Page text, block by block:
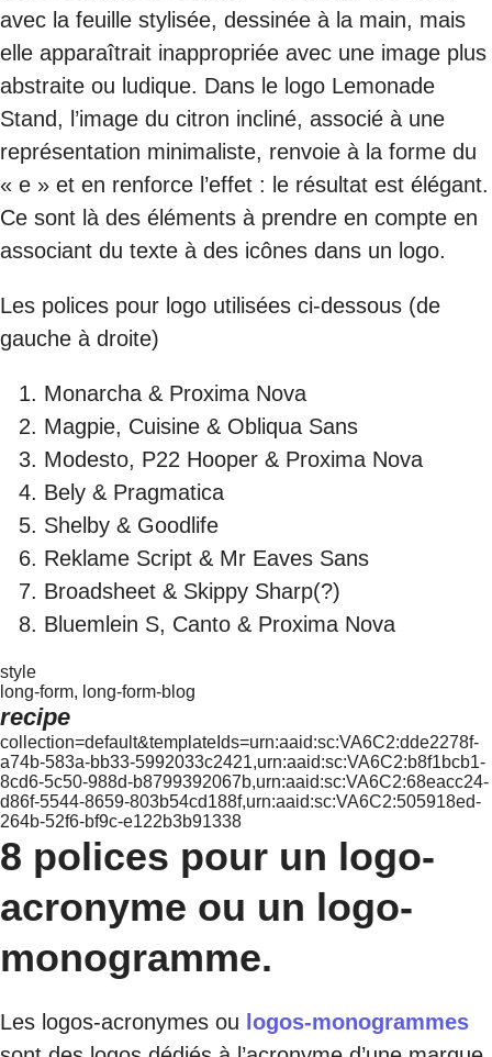
avec la feuille stylisée, dessinée à la main, mais
elle apparaîtrait inappropriée avec une image plus
abstraite ou ludique. Dans le logo Lemonade
Stand, l’image du citron incliné, associé à une
représentation minimaliste, renvoie à la forme du
« e » et en renforce l’effet : le résultat est élégant.
Ce sont là des éléments à prendre en compte en
associant du texte à des icônes dans un logo.
Les polices pour logo utilisées ci-dessous (de
gauche à droite)
Monarcha & Proxima Nova
Magpie, Cuisine & Obliqua Sans
Modesto, P22 Hooper & Proxima Nova
Bely & Pragmatica
Shelby & Goodlife
Reklame Script & Mr Eaves Sans
Broadsheet & Skippy Sharp(?)
Bluemlein S, Canto & Proxima Nova
style
long-form, long-form-blog
recipe
collection=default&templateIds=urn:aaid:sc:VA6C2:dde2278f-
a74b-583a-bb33-5992033c2421,urn:aaid:sc:VA6C2:b8f1bcb1-
8cd6-5c50-988d-b8799392067b,urn:aaid:sc:VA6C2:68eacc24-
d86f-5544-8659-803b54cd188f,urn:aaid:sc:VA6C2:505918ed-
264b-52f6-bf9c-e122b3b91338
8 polices pour un logo-
acronyme ou un logo-
monogramme.
Les logos-acronymes ou logos-monogrammes